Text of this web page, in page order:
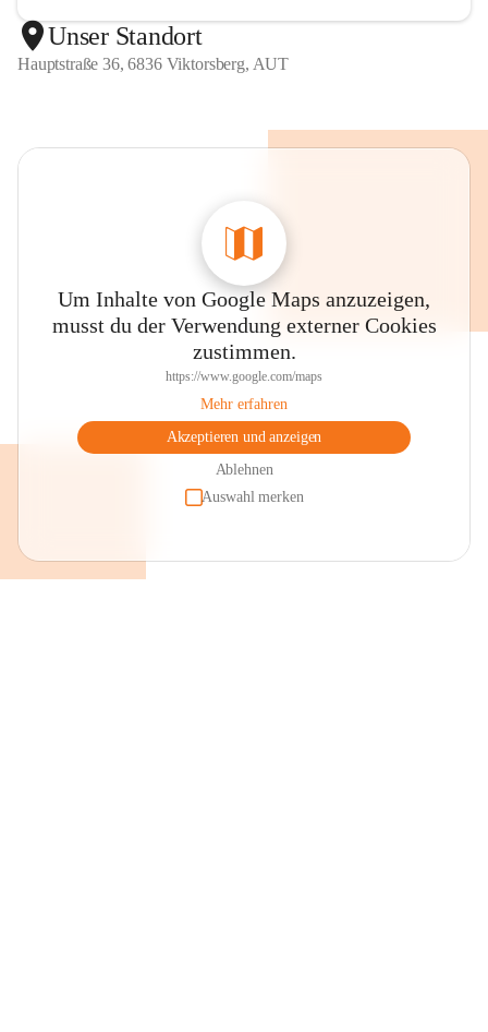
Unser Standort
Hauptstraße 36, 6836 Viktorsberg, AUT
Um Inhalte von Google Maps anzuzeigen,
musst du der Verwendung externer Cookies
zustimmen.
https://www.google.com/maps
Mehr erfahren
Akzeptieren und anzeigen
Ablehnen
Auswahl merken